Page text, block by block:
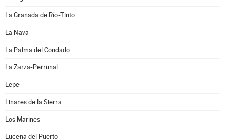
La Granada de Río-Tinto
La Nava
La Palma del Condado
La Zarza-Perrunal
Lepe
Linares de la Sierra
Los Marines
Lucena del Puerto